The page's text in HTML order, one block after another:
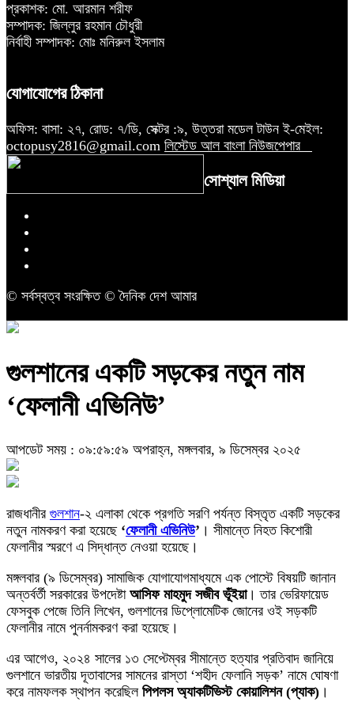
প্রকাশক: মো. আরমান শরীফ
সম্পাদক: জিল্লুর রহমান চৌধুরী
নির্বাহী সম্পাদক: মোঃ মনিরুল ইসলাম
যোগাযোগের ঠিকানা
অফিস: বাসা: ২৭, রোড: ৭/ডি, সেক্টর :৯, উত্তরা মডেল টাউন ই-মেইল:
octopusy2816@gmail.com লিস্টেড আল বাংলা নিউজপেপার
সোশ্যাল মিডিয়া
© সর্বস্বত্ব সংরক্ষিত © দৈনিক দেশ আমার
গুলশানের একটি সড়কের নতুন নাম
‘ফেলানী এভিনিউ’
আপডেট সময় : ০৯:৫৯:৫৯ অপরাহ্ন, মঙ্গলবার, ৯ ডিসেম্বর ২০২৫
রাজধানীর গুলশান-২ এলাকা থেকে প্রগতি সরণি পর্যন্ত বিস্তৃত একটি সড়কের
নতুন নামকরণ করা হয়েছে ‘ফেলানী এভিনিউ’ । সীমান্তে নিহত কিশোরী
ফেলানীর স্মরণে এ সিদ্ধান্ত নেওয়া হয়েছে।
মঙ্গলবার (৯ ডিসেম্বর) সামাজিক যোগাযোগমাধ্যমে এক পোস্টে বিষয়টি জানান
অন্তর্বর্তী সরকারের উপদেষ্টা আসিফ মাহমুদ সজীব ভূঁইয়া। তার ভেরিফায়েড
ফেসবুক পেজে তিনি লিখেন, গুলশানের ডিপ্লোমেটিক জোনের ওই সড়কটি
ফেলানীর নামে পুনর্নামকরণ করা হয়েছে।
এর আগেও, ২০২৪ সালের ১৩ সেপ্টেম্বর সীমান্তে হত্যার প্রতিবাদ জানিয়ে
গুলশানে ভারতীয় দূতাবাসের সামনের রাস্তা ‘শহীদ ফেলানি সড়ক’ নামে ঘোষণা
করে নামফলক স্থাপন করেছিল পিপলস অ্যাকটিভিস্ট কোয়ালিশন (প্যাক) ।